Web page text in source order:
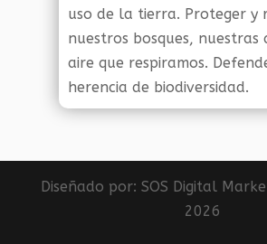
uso de la tierra. Proteger y
nuestros bosques, nuestras
aire que respiramos.
herencia de biodiversidad.
Diseñado por:SOS Digital
2026